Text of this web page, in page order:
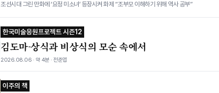
조선시대 그린 만화에 ‘요정 미소녀’ 등장시켜 화제 “조부모 이해하기 위해 역사 공부”
한국미술응원프로젝트 시즌12
김도마-상식과 비상식의 모순 속에서
2026.08.06 · 약 4분 · 전준엽
이주의 책